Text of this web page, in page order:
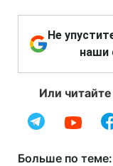
Не
наши
Или
Больше по теме: